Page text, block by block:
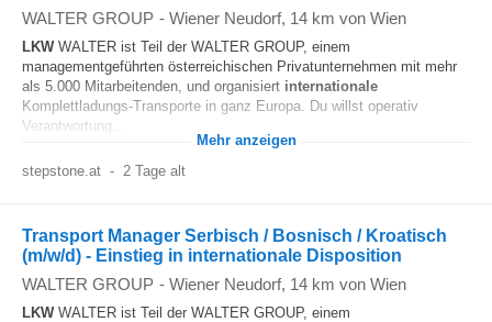
WALTER GROUP - Wiener Neudorf, 14 km von Wien
LKWWALTER ist Teil der WALTER GROUP, einem
managementgeführten österreichischen Privatunternehmen mit mehr
als 5.000 Mitarbeitenden, und organisiert internationale
Komplettladungs-Transporte in ganz Europa. Du willst operativ
Verantwortung...
Mehr anzeigen
stepstone.at - 2 Tage alt
Transport Manager Serbisch / Bosnisch / Kroatisch
(m/w/d) - Einstieg in internationale Disposition
WALTER GROUP - Wiener Neudorf, 14 km von Wien
LKWWALTER ist Teil der WALTER GROUP, einem